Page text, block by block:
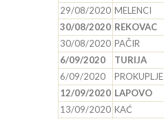
29/08/2020 MELENCI
30/08/2020 REKOVAC
30/08/2020 PAČIR
6/09/2020
TURIJA
6/09/2020
PROKUPLJE
12/09/2020 LAPOVO
13/09/2020 KAĆ